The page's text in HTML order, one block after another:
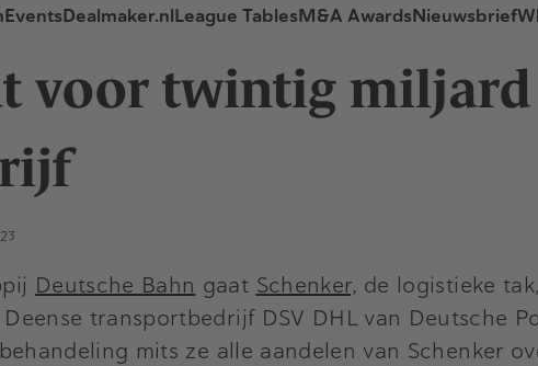
EventsDealmaker.nlLeague TablesM&A AwardsNieuwsbrief
voor twintig
Deutsche Bahn gaat Schenker, de logistieke
transportbedrijf DSV DHL van Deutsche
mits ze alle aandelen van Schenker